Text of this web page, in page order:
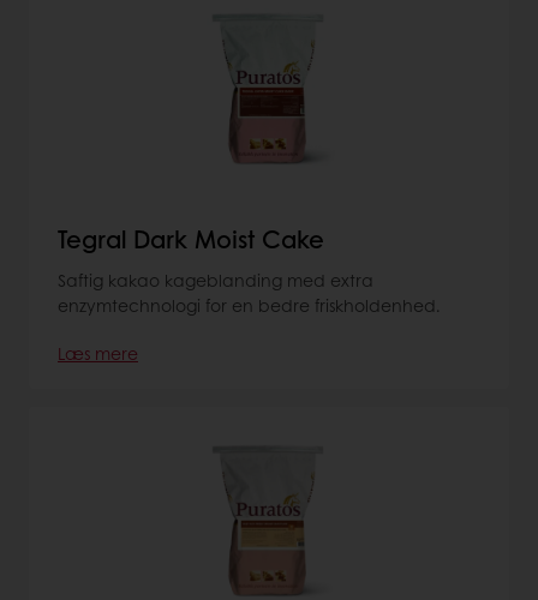
Tegral Dark Moist Cake
Saftig kakao kageblanding med extra
enzymtechnologi for en bedre friskholdenhed.
Læs mere